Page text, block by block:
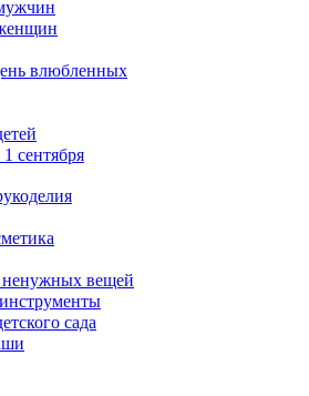
влюбленных
сентября
вещей
сада